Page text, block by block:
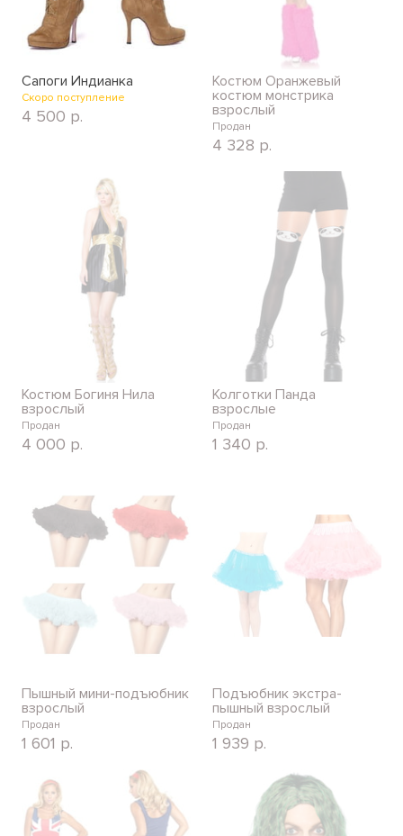
Сапоги Индианка
Скоро поступление
4 500 р.
Костюм Оранжевый
костюм монстрика
взрослый
Продан
4 328 р.
Костюм Богиня Нила
взрослый
Продан
4 000 р.
Колготки Панда
взрослые
Продан
1 340 р.
Пышный мини-подъюбник
взрослый
Продан
1 601 р.
Подъюбник экстра-
пышный взрослый
Продан
1 939 р.